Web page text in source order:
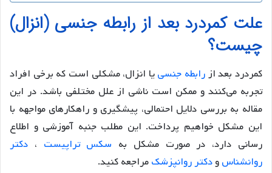
علت کمردرد بعد از رابطه جنسی (انزال)
چیست؟
کمردرد بعد ازرابطه جنسییا انزال، مشکلی است که برخی افراد
تجربه می‌کنند و ممکن است ناشی از علل مختلفی باشد. در این
مقاله به بررسی دلایل احتمالی، پیشگیری و راهکارهای مواجهه با
این مشکل خواهیم پرداخت. این مطلب جنبه آموزشی و اطلاع
رسانی دارد، در صورت مشکل به سکس تراپیست ، دکتر
روانشناسودکتر روانپزشکمراجعه کنید.